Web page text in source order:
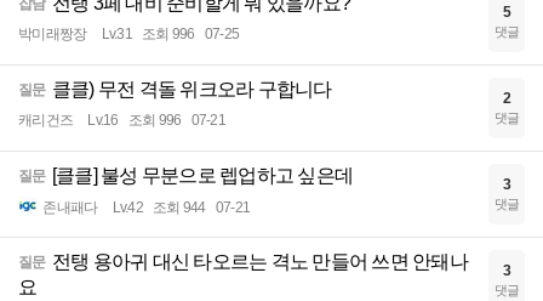
잡담
박미래짱장 Lv.31 조회 996 07-25
5
댓글
질문 클클) 무전 격돌 위크오라 구합니다
캐리건즈 Lv.16 조회 996 07-21
2
댓글
질문 [클클] 불성 무분으로 렙업하고 싶은데
존내패다 Lv.42 조회 944 07-21
3
댓글
질문 전탱 용아귀 대신 타오르는 격노 만들어 쓰면 안돼나
요
3
댓글